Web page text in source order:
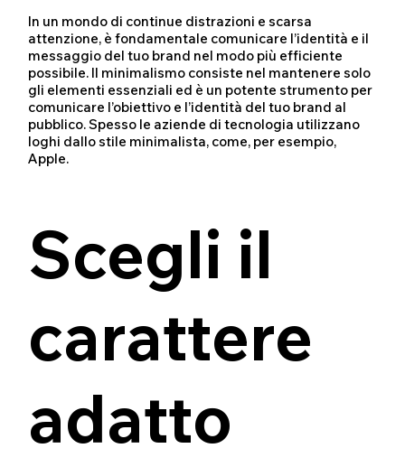
In un mondo di continue distrazioni e scarsa
attenzione, è fondamentale comunicare l’identità e il
messaggio del tuo brand nel modo più efficiente
possibile. Il minimalismo consiste nel mantenere solo
gli elementi essenziali ed è un potente strumento per
comunicare l’obiettivo e l’identità del tuo brand al
pubblico. Spesso le aziende di tecnologia utilizzano
loghi dallo stile minimalista, come, per esempio,
Apple.
Scegli il
carattere
adatto